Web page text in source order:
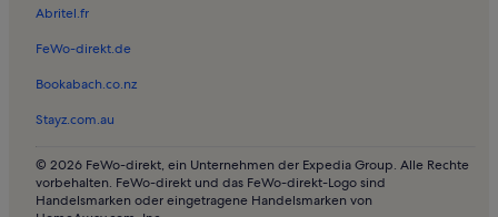
Ferienwohnungen in Kopenhagen
Ferienwohnungen in Dänemarks Aquarium
Ferienwohnungen in Mod Lyset
Ferienwohnungen in Svanemølle Strand
Ferienwohnungen in Kastellet
Ferienwohnungen in Stadion Parken
Ferienwohnungen in Dyssegård
Abritel.fr
FeWo-direkt.de
Bookabach.co.nz
Stayz.com.au
© 2026 FeWo-direkt, ein Unternehmen der Expedia Group. Alle Rechte
vorbehalten. FeWo-direkt und das FeWo-direkt-Logo sind
Handelsmarken oder eingetragene Handelsmarken von